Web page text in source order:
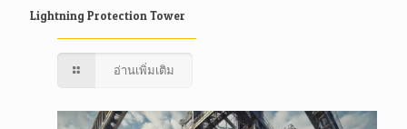
Lightning Protection Tower
อ่านเพิ่มเติม